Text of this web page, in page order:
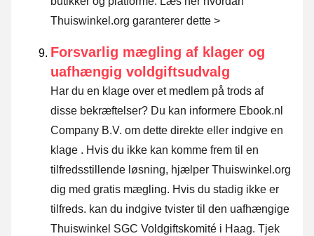
Thuiswinkel.org garanterer dette >
Forsvarlig mægling af klager og
uafhængig voldgiftsudvalg
Har du en klage over et medlem på trods af
disse bekræftelser? Du kan informere Ebook.nl
Company B.V. om dette direkte eller indgive en
klage . Hvis du ikke kan komme frem til en
tilfredsstillende løsning, hjælper Thuiswinkel.org
dig med gratis mægling. Hvis du stadig ikke er
tilfreds. kan du indgive tvister til den uafhængige
Thuiswinkel SGC Voldgiftskomité i Haag. Tjek